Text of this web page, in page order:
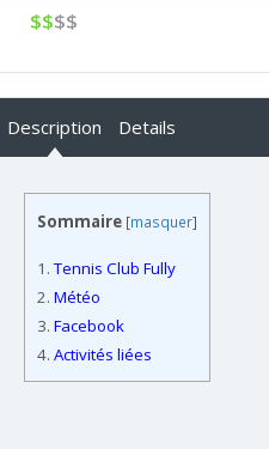
$$$$
Description Details
Sommaire [masquer]
1.Tennis Club Fully
2. Météo
3. Facebook
4. Activités liées